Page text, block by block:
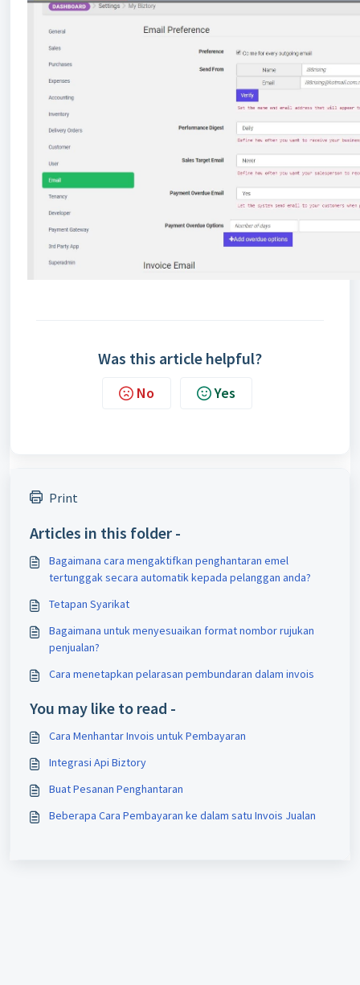
Was this article helpful?
No Yes
Print
Articles in this folder -
Bagaimana cara mengaktifkan penghantaran emel
tertunggak secara automatik kepada pelanggan anda?
Tetapan Syarikat
Bagaimana untuk menyesuaikan format nombor rujukan
penjualan?
Cara menetapkan pelarasan pembundaran dalam invois
You may like to read -
Cara Menhantar Invois untuk Pembayaran
Integrasi Api Biztory
Buat Pesanan Penghantaran
Beberapa Cara Pembayaran ke dalam satu Invois Jualan